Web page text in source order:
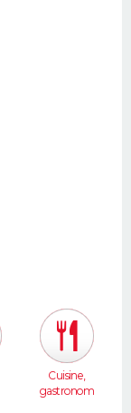
Cuisine,
gastronom